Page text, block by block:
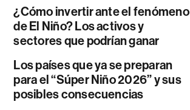
¿Cómo invertir ante el fenómeno
de El Niño? Los activos y
sectores que podrían ganar
Los países que ya se preparan
para el “Súper Niño 2026” y sus
posibles consecuencias